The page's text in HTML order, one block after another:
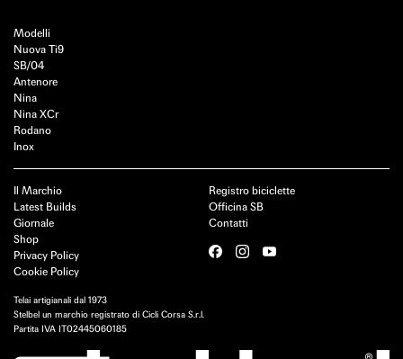
Modelli
Nuova Ti9
SB/04
Antenore
Nina
Nina XCr
Rodano
Inox
Il Marchio
Latest Builds
Giornale
Shop
Privacy Policy
Cookie Policy
Registro biciclette
Officina SB
Contatti
Telai artigianali dal 1973
Stelbel un marchio registrato di Cicli Corsa S.r.l.
Partita IVA IT02445060185